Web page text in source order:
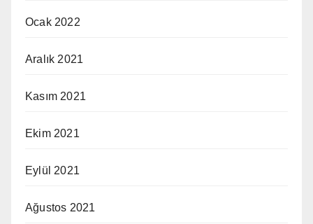
Ocak 2022
Aralık 2021
Kasım 2021
Ekim 2021
Eylül 2021
Ağustos 2021